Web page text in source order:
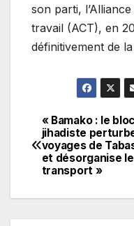
son parti,
travail (ACT), en
définitivement de
de
l’article
« Bamako : le
jihadiste
voyages de
et désorganise le
transport »